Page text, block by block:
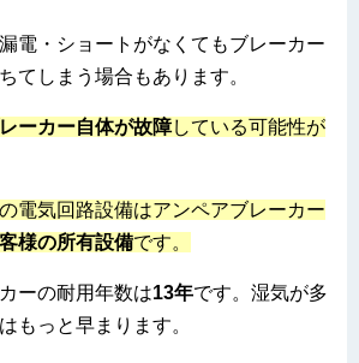
電・ショートがなくてもブレーカー
てしまう場合もあります。
ーカー自体が故障している可能性が
電気回路設備はアンペアブレーカー
様の所有設備です。
ーの耐用年数は13年です。湿気が多
もっと早まります。